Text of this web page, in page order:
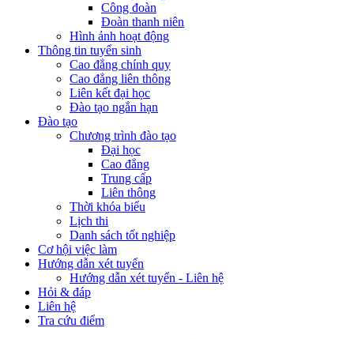
Công đoàn
Đoàn thanh niên
Hình ảnh hoạt động
Thông tin tuyển sinh
Cao đẳng chính quy
Cao đẳng liên thông
Liên kết đại học
Đào tạo ngắn hạn
Đào tạo
Chương trình đào tạo
Đại học
Cao đẳng
Trung cấp
Liên thông
Thời khóa biểu
Lịch thi
Danh sách tốt nghiệp
Cơ hội việc làm
Hướng dẫn xét tuyển
Hướng dẫn xét tuyển - Liên hệ
Hỏi & đáp
Liên hệ
Tra cứu điểm